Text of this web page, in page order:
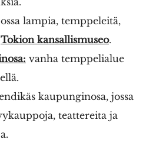
lampia, temppeleitä,
Tokion kansallismuseo.
vanha temppelialue
kaupunginosa, jossa
teattereita ja